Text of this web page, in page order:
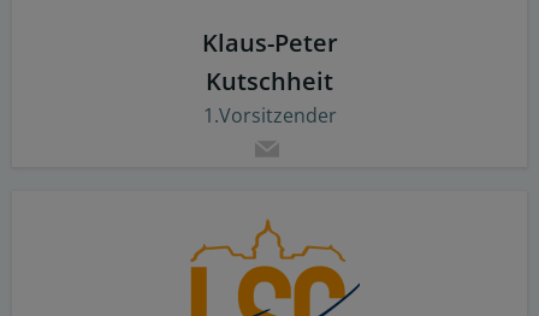
Klaus-Peter
Kutschheit
1.Vorsitzender